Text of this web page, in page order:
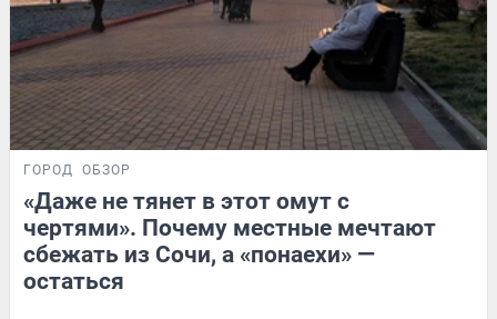
ГОРОД ОБЗОР
«Даже не тянет в этот омут с
чертями». Почему местные мечтают
сбежать из Сочи, а «понаехи» —
остаться